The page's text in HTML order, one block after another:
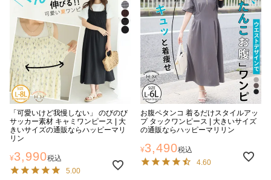
「可愛いけど我慢しない」 のびのび
サッカー素材 キャミワンピース | 大
きいサイズの通販ならハッピーマリ
リン
¥3,990税込
5.00
お腹ペタンコ 着るだけスタイルアッ
プ タックワンピース | 大きいサイズ
の通販ならハッピーマリリン
¥3,490税込
4.60